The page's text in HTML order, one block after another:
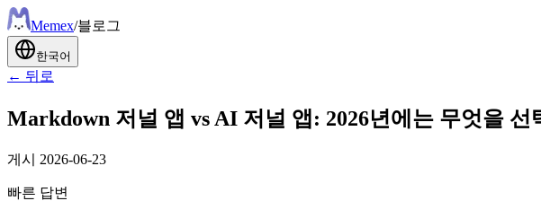
Memex/블로그
한국어
← 뒤로
Markdown 저널 앱 vs AI 저널 앱: 2026년에는 무엇을 선
게시 2026-06-23
빠른 답변